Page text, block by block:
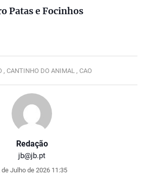
Redação
jb@jb.pt
de Julho de 2026 11:35
Patas e Focinhos
, CANTINHO DO ANIMAL , CAO